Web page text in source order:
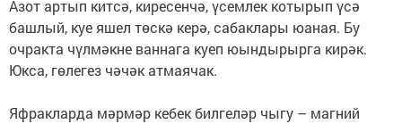
Азот артып китсә, киресенчә, үсемлек котырып үсә
башлый, куе яшел төскә керә, сабаклары юаная. Бу
очракта чүлмәкне ваннага куеп юындырырга кирәк.
Юкса, гөлегез чәчәк атмаячак.
Яфракларда мәрмәр кебек билгеләр чыгу – магний